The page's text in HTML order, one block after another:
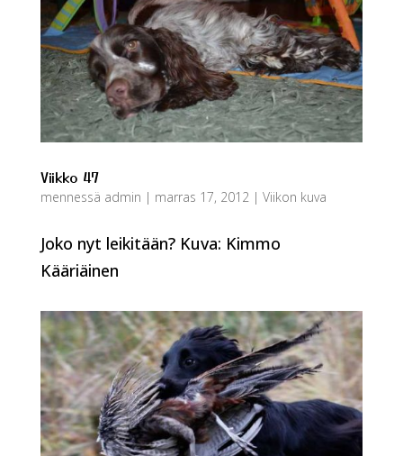
Viikko 47
mennessä admin | marras 17, 2012| Viikon kuva
Joko nyt leikitään? Kuva: Kimmo
Kääriäinen